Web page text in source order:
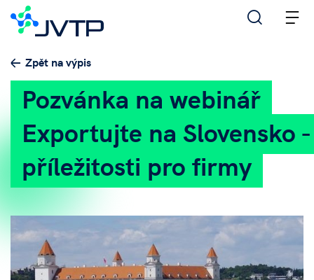
Zpět na výpis
Pozvánka na webinář
Exportujte na Slovensko -
příležitosti pro firmy